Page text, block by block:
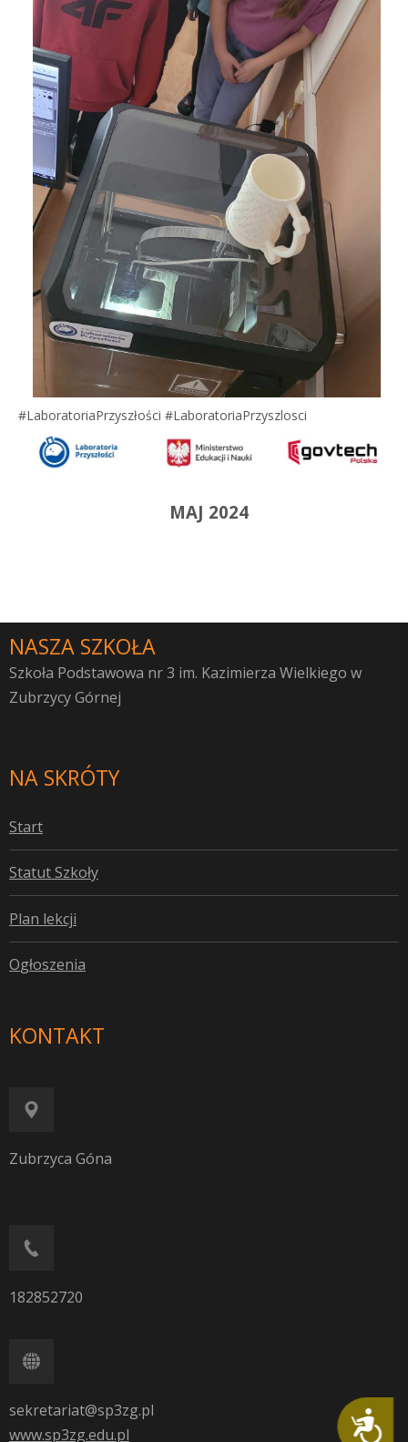
Dostępność
#LaboratoriaPrzyszłości #LaboratoriaPrzyszlosci
MAJ 2024
NASZA SZKOŁA
Szkoła Podstawowa nr 3 im. Kazimierza Wielkiego w
Zubrzycy Górnej
NA SKRÓTY
Start
Statut Szkoły
Plan lekcji
Ogłoszenia
KONTAKT
Zubrzyca Góna
182852720
sekretariat@sp3zg.pl
www.sp3zg.edu.pl